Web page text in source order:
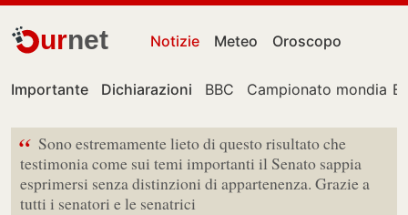
urnet Notizie Meteo Oroscopo
Importante Dichiarazioni BBC Campionato mondiale
“ Sono estremamente lieto di questo risultato che
testimonia come sui temi importanti il Senato sappia
esprimersi senza distinzioni di appartenenza. Grazie a
tutti i senatori e le senatrici